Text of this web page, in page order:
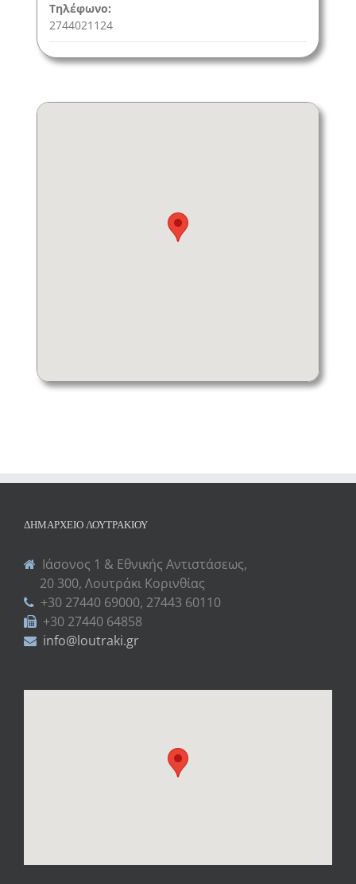
Τηλέφωνο:
2744021124
ΔΗΜΑΡΧΕΊΟ ΛΟΥΤΡΑΚΊΟΥ
Ιάσονος 1 & Εθνικής Αντιστάσεως,
20 300, Λουτράκι Κορινθίας
+30 27440 69000, 27443 60110
+30 27440 64858
info@loutraki.gr